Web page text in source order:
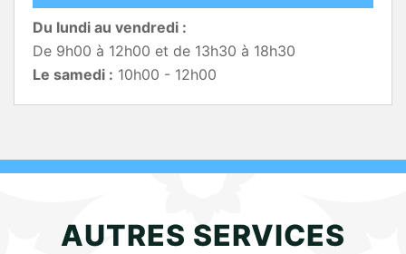
Du lundi au vendredi :
De 9h00 à 12h00 et de 13h30 à 18h30
Le samedi : 10h00 - 12h00
AUTRES SERVICES